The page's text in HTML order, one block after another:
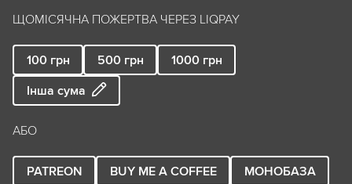
ЩОМІСЯЧНА ПОЖЕРТВА ЧЕРЕЗ LIQPAY
100 грн 500 грн 1000 грн
Інша сума
АБО
PATREON BUY ME A COFFEE
МОНОБАЗА